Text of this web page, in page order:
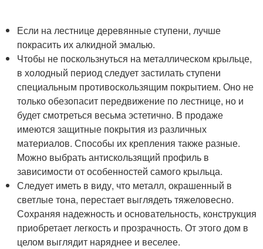
Если на лестнице деревянные ступени, лучше
покрасить их алкидной эмалью.
Чтобы не поскользнуться на металлическом крыльце,
в холодный период следует застилать ступени
специальным противоскользящим покрытием. Оно не
только обезопасит передвижение по лестнице, но и
будет смотреться весьма эстетично. В продаже
имеются защитные покрытия из различных
материалов. Способы их крепления также разные.
Можно выбрать антискользящий профиль в
зависимости от особенностей самого крыльца.
Следует иметь в виду, что металл, окрашенный в
светлые тона, перестает выглядеть тяжеловесно.
Сохраняя надежность и основательность, конструкция
приобретает легкость и прозрачность. От этого дом в
целом выглядит наряднее и веселее.